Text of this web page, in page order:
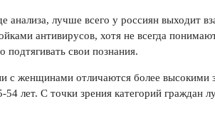
анализа, лучше всего у россиян выходит
антивирусов, хотя не всегда
свои познания.
с женщинами отличаются более высокими
54 лет. С точки зрения категорий